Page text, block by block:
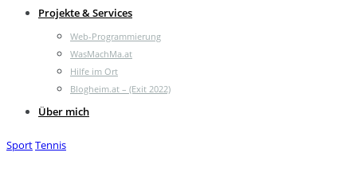
Projekte & Services
Web-Programmierung
WasMachMa.at
Hilfe im Ort
Blogheim.at – (Exit 2022)
Über mich
SportTennis